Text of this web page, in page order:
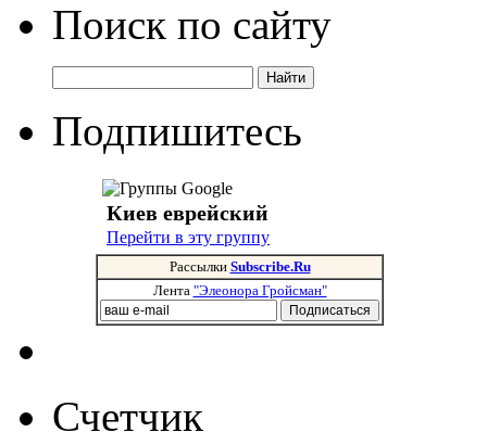
Поиск по сайту
Подпишитесь
Киев еврейский
Перейти в эту группу
Рассылки Subscribe.Ru
Лента "Элеонора Гройсман"
Счетчик